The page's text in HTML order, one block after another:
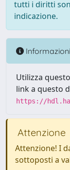
tutti i diritti
indicazione.
Informazioni
Utilizza
link a questo
https://
Attenzione
Attenzione! I
sottoposti a